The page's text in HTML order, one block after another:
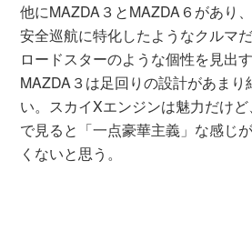
他にMAZDA３とMAZDA６があり
安全巡航に特化したようなクルマ
ロードスターのような個性を見出
MAZDA３は足回りの設計があまり
い。スカイXエンジンは魅力だけ
で見ると「一点豪華主義」な感じ
くないと思う。